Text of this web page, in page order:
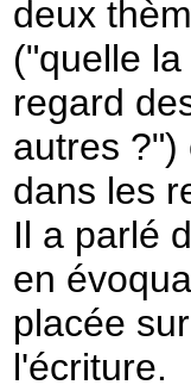
deux
("quelle
regard
autres ?")
dans les
Il a parlé
en
placée
l'écriture.